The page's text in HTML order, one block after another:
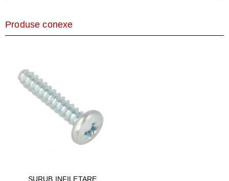
Produse conexe
SURUB INFILETARE